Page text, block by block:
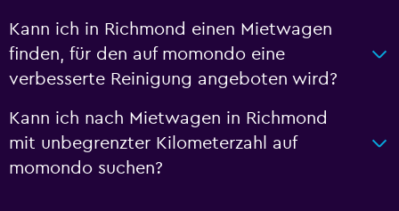
Kann ich in Richmond einen Mietwagen
finden, für den auf momondo eine
verbesserte Reinigung angeboten wird?
Kann ich nach Mietwagen in Richmond
mit unbegrenzter Kilometerzahl auf
momondo suchen?